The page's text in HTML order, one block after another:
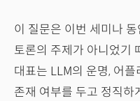
이 질문은 이번 세미나
토론의 주제가 아니었기
대표는 LLM의 운명, 어
존재 여부를 두고 정직하